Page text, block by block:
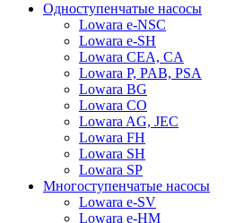
Одноступенчатые насосы
Lowara e-NSC
Lowara e-SH
Lowara CEA, CA
Lowara P, PAB, PSA
Lowara BG
Lowara CO
Lowara AG, JEC
Lowara FH
Lowara SH
Lowara SP
Многоступенчатые насосы
Lowara e-SV
Lowara e-HM